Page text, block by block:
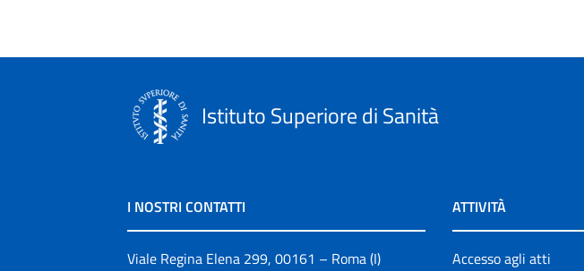
Istituto Superiore di Sanità
I NOSTRI CONTATTI
Viale Regina Elena 299, 00161 – Roma (I)
ATTIVITÀ
Accesso agli atti